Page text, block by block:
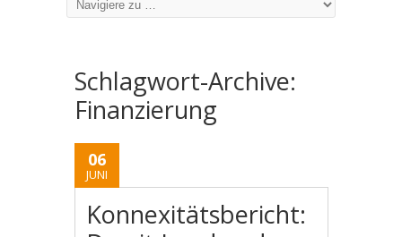
Schlagwort-Archive:
Finanzierung
06
JUNI
Konnexitätsbericht: